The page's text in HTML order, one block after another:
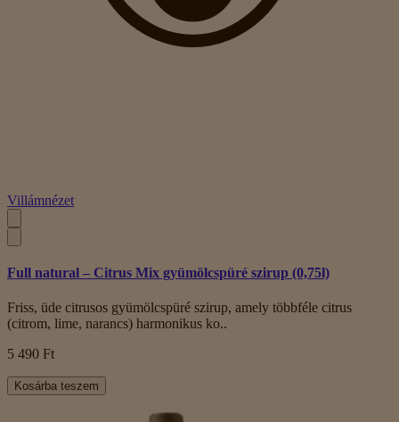
Villámnézet
Full natural – Citrus Mix gyümölcspüré szirup (0,75l)
Friss, üde citrusos gyümölcspüré szirup, amely többféle citrus
(citrom, lime, narancs) harmonikus ko..
5 490 Ft
Kosárba teszem